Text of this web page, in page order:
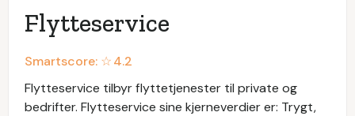
Flytteservice
Smartscore: ☆4.2
Flytteservice tilbyr flyttetjenester til private og
bedrifter. Flytteservice sine kjerneverdier er: Trygt,